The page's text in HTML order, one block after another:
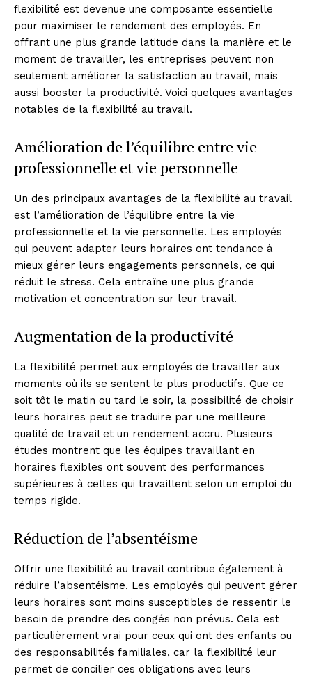
flexibilité est devenue une composante essentielle
pour maximiser le rendement des employés. En
offrant une plus grande latitude dans la manière et le
moment de travailler, les entreprises peuvent non
seulement améliorer la satisfaction au travail, mais
aussi booster la productivité. Voici quelques avantages
notables de la flexibilité au travail.
Amélioration de l’équilibre entre vie
professionnelle et vie personnelle
Un des principaux avantages de la flexibilité au travail
est l’amélioration de l’équilibre entre la vie
professionnelle et la vie personnelle. Les employés
qui peuvent adapter leurs horaires ont tendance à
mieux gérer leurs engagements personnels, ce qui
réduit le stress. Cela entraîne une plus grande
motivation et concentration sur leur travail.
Augmentation de la productivité
La flexibilité permet aux employés de travailler aux
moments où ils se sentent le plus productifs. Que ce
soit tôt le matin ou tard le soir, la possibilité de choisir
leurs horaires peut se traduire par une meilleure
qualité de travail et un rendement accru. Plusieurs
études montrent que les équipes travaillant en
horaires flexibles ont souvent des performances
supérieures à celles qui travaillent selon un emploi du
temps rigide.
Réduction de l’absentéisme
Offrir une flexibilité au travail contribue également à
réduire l’absentéisme. Les employés qui peuvent gérer
leurs horaires sont moins susceptibles de ressentir le
besoin de prendre des congés non prévus. Cela est
particulièrement vrai pour ceux qui ont des enfants ou
des responsabilités familiales, car la flexibilité leur
permet de concilier ces obligations avec leurs